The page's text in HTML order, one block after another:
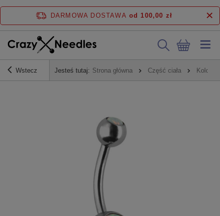
DARMOWA DOSTAWA od 100,00 zł
Wstecz Jesteś tutaj: Strona główna Część ciała